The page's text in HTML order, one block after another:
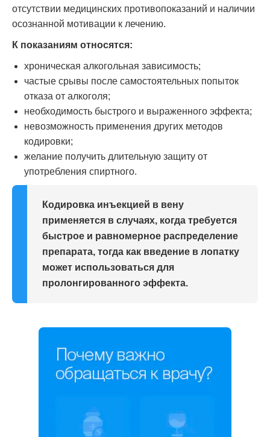
отсутствии медицинских противопоказаний и наличии
осознанной мотивации к лечению.
К показаниям относятся:
хроническая алкогольная зависимость;
частые срывы после самостоятельных попыток
отказа от алкоголя;
необходимость быстрого и выраженного эффекта;
невозможность применения других методов
кодировки;
желание получить длительную защиту от
употребления спиртного.
Кодировка инъекцией в вену
применяется в случаях, когда требуется
быстрое и равномерное распределение
препарата, тогда как введение в лопатку
может использоваться для
пролонгированного эффекта.